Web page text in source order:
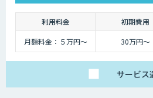
利用料金 初期費用
月額料金：５万円〜
30万円〜
サービス